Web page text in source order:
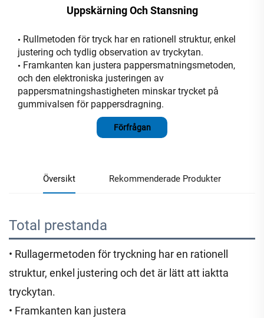
Uppskärning Och Stansning
• Rullmetoden för tryck har en rationell struktur, enkel
justering och tydlig observation av tryckytan.
• Framkanten kan justera pappersmatningsmetoden,
och den elektroniska justeringen av
pappersmatningshastigheten minskar trycket på
gummivalsen för pappersdragning.
Förfrågan
Översikt Rekommenderade Produkter
Total prestanda
• Rullagermetoden för tryckning har en rationell
struktur, enkel justering och det är lätt att iaktta
tryckytan.
• Framkanten kan justera